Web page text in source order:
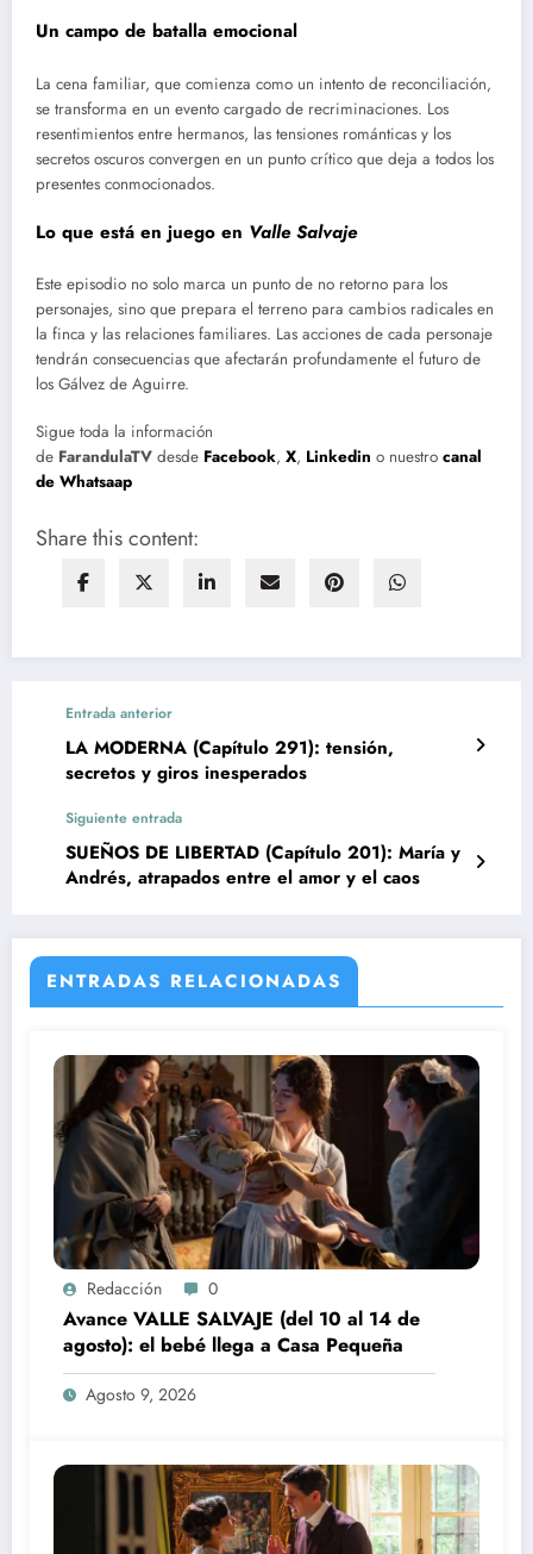
Un campo de batalla emocional
La cena familiar, que comienza como un intento de reconciliación,
se transforma en un evento cargado de recriminaciones. Los
resentimientos entre hermanos, las tensiones románticas y los
secretos oscuros convergen en un punto crítico que deja a todos los
presentes conmocionados.
Lo que está en juego en Valle Salvaje
Este episodio no solo marca un punto de no retorno para los
personajes, sino que prepara el terreno para cambios radicales en
la finca y las relaciones familiares. Las acciones de cada personaje
tendrán consecuencias que afectarán profundamente el futuro de
los Gálvez de Aguirre.
Sigue toda la información
de FarandulaTV desde Facebook, X, Linkedin o nuestro canal
de Whatsaap
Share this content:
Entrada anterior
LA MODERNA (Capítulo 291): tensión,
secretos y giros inesperados
Siguiente entrada
SUEÑOS DE LIBERTAD (Capítulo 201): María y
Andrés, atrapados entre el amor y el caos
ENTRADAS RELACIONADAS
Redacción 0
Avance VALLE SALVAJE (del 10 al 14 de
agosto): el bebé llega a Casa Pequeña
Agosto 9, 2026